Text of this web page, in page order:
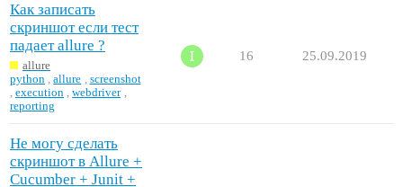
Как записать
скриншот если тест
падает allure ?
allure
python
,allure
screenshot
execution ,webdriver
reporting
16 25.09.2019
Не могу сделать
скриншот в Allure +
Cucumber + Junit +